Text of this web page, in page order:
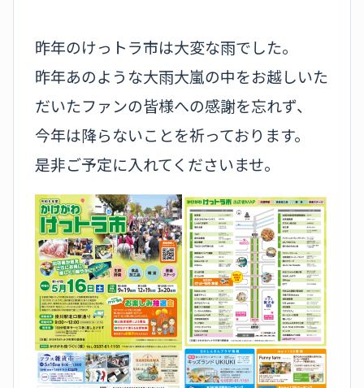
昨年のけっトラ市は大変な雨でした。
昨年あのような大雨大嵐の中をお越しいた
だいたファンの皆様への感謝を忘れず、
今年は降らないことを祈っております。
是非ご予定に入れてくださいませ。